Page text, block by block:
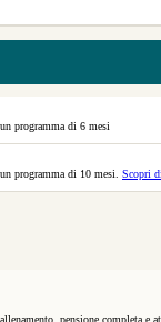
programma di 6 mesi
programma di 10 mesi. Scopri